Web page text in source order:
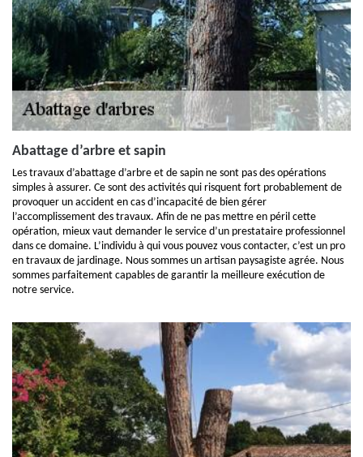
Abattage d’arbre et sapin
Les travaux d’abattage d’arbre et de sapin ne sont pas des opérations
simples à assurer. Ce sont des activités qui risquent fort probablement de
provoquer un accident en cas d’incapacité de bien gérer
l’accomplissement des travaux. Afin de ne pas mettre en péril cette
opération, mieux vaut demander le service d’un prestataire professionnel
dans ce domaine. L’individu à qui vous pouvez vous contacter, c’est un pro
en travaux de jardinage. Nous sommes un artisan paysagiste agrée. Nous
sommes parfaitement capables de garantir la meilleure exécution de
notre service.